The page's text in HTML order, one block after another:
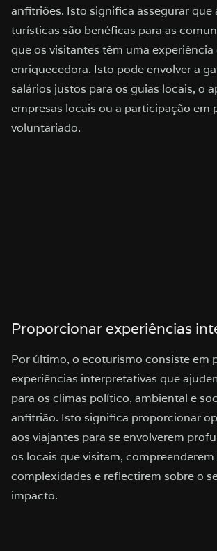
anfitriões. Isto significa assegurar que
turísticas são benéficas para as
que os visitantes têm uma
enriquecedora. Isto pode envolver a
salários justos para os guias locais, o
empresas locais ou a participação em
voluntariado.
Proporcionar experiências
Por último, o ecoturismo consiste em
experiências interpretativas que
para os climas político, ambiental e
anfitrião. Isto significa proporcionar
aos viajantes para se envolverem
os locais que visitam, compreenderem
complexidades e reflectirem sobre o
impacto.